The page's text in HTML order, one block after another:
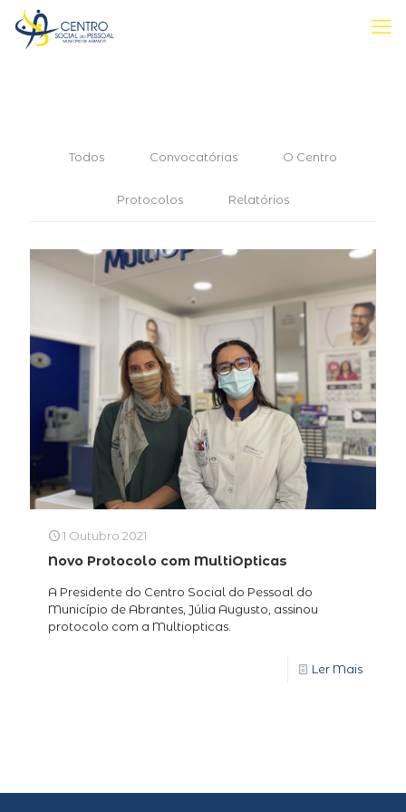
Todos Convocatórias O Centro
Protocolos Relatórios
1 Outubro 2021
Novo Protocolo com MultiOpticas
A Presidente do Centro Social do Pessoal do
Município de Abrantes, Júlia Augusto, assinou
protocolo com a Multiopticas.
Ler Mais